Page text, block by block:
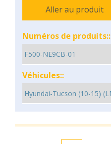
Aller au produit
Numéros de produits::
Véhicules::